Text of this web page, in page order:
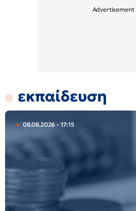
εκπαίδευση
08.08.2026 - 17:15